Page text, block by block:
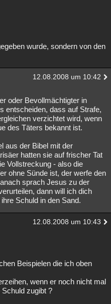
wurde, sondern von den
12.08.2008 um 10:42
oder Bevollmächtigter in
entscheiden, dass auf Strafe,
verzichtet wird, wenn
des Täters bekannt ist.
aus der Bibel mit der
hatten sie auf frischer Tat
Vollstreckung - also die
ohne Sünde ist, der werfe den
sprach Jesus zu der
dann will ich dich
Schuld in den Sand.
12.08.2008 um 10:43
Beispielen die ich oben
wenn er noch nicht mal
zugibt ?